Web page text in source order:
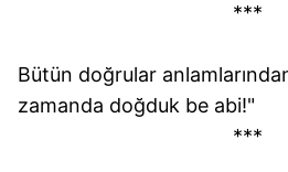
***
Bütün doğrular
zamanda doğduk be abi!"
***